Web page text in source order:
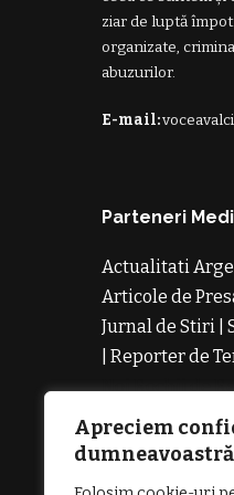
Apreciem
dumneavoastră
ziar de luptă
organizate,
abuzurilor.
E-mail:
Parteneri
Actualitati
Articole de
Jurnal de Stiri
Reporter de
NoiRochii de
de Cununie
Comanda